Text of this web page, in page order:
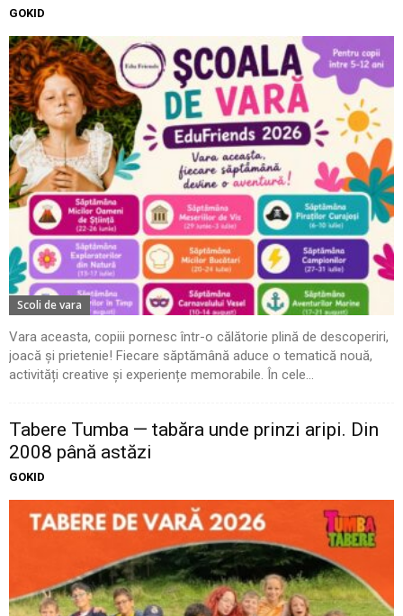
GOKID
Scoli de vara
Vara aceasta, copiii pornesc într-o călătorie plină de descoperiri,
joacă și prietenie! Fiecare săptămână aduce o tematică nouă,
activități creative și experiențe memorabile. În cele...
Tabere Tumba — tabăra unde prinzi aripi. Din
2008 până astăzi
GOKID